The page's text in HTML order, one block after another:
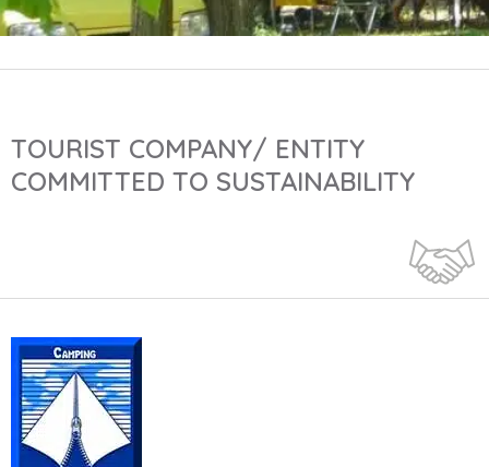
TOURIST COMPANY/ ENTITY
COMMITTED TO SUSTAINABILITY